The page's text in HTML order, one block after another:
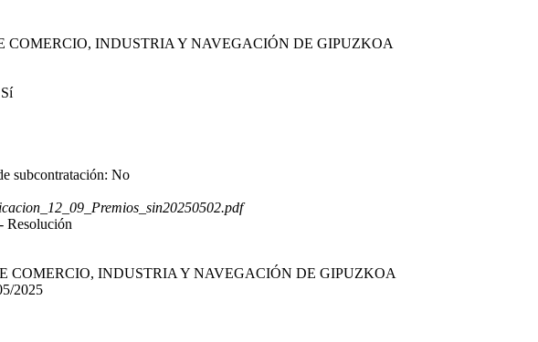
COMERCIO, INDUSTRIA Y NAVEGACIÓN DE GIPUZKOA
subcontratación: No
Resolución
COMERCIO, INDUSTRIA Y NAVEGACIÓN DE GIPUZKOA
2025